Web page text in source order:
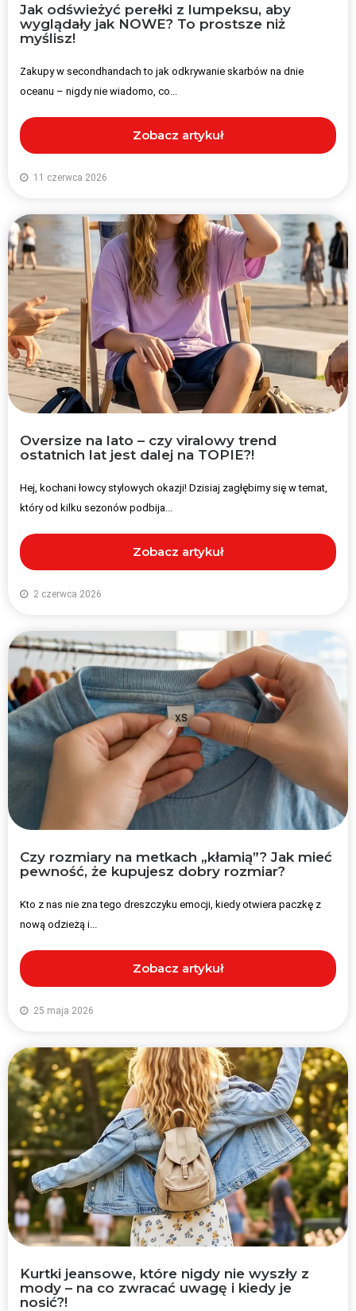
Jak odświeżyć perełki z lumpeksu, aby
wyglądały jak NOWE? To prostsze niż
myślisz!
Zakupy w secondhandach to jak odkrywanie skarbów na dnie
oceanu – nigdy nie wiadomo, co...
Zobacz artykuł
11 czerwca 2026
Oversize na lato – czy viralowy trend
ostatnich lat jest dalej na TOPIE?!
Hej, kochani łowcy stylowych okazji! Dzisiaj zagłębimy się w temat,
który od kilku sezonów podbija...
Zobacz artykuł
2 czerwca 2026
Czy rozmiary na metkach „kłamią”? Jak mieć
pewność, że kupujesz dobry rozmiar?
Kto z nas nie zna tego dreszczyku emocji, kiedy otwiera paczkę z
nową odzieżą i...
Zobacz artykuł
25 maja 2026
Kurtki jeansowe, które nigdy nie wyszły z
mody – na co zwracać uwagę i kiedy je
nosić?!